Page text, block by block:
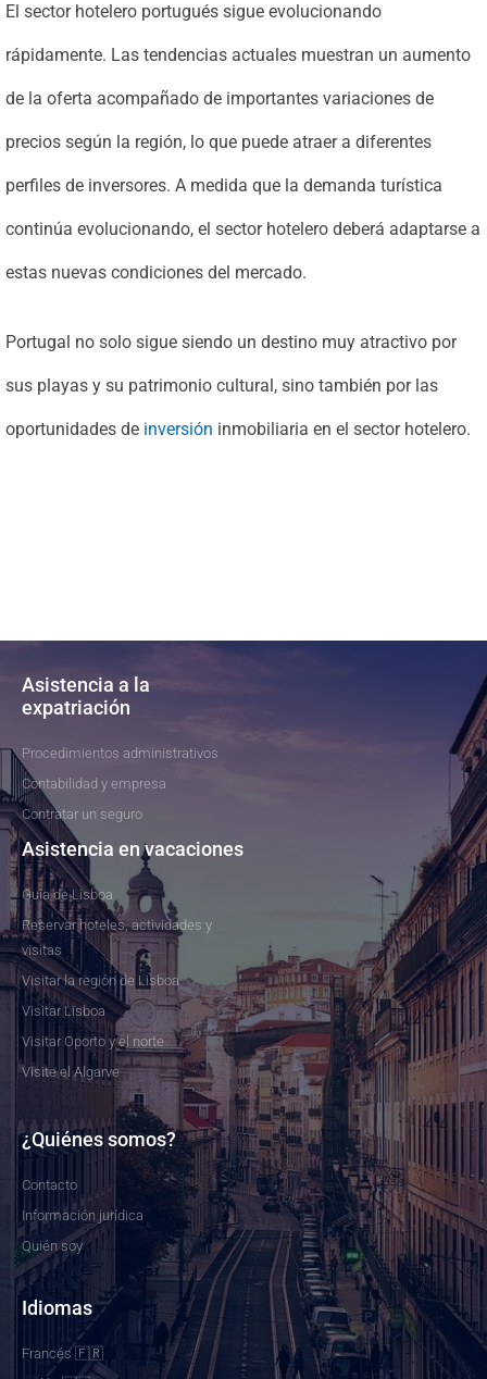
El sector hotelero portugués sigue evolucionando
rápidamente. Las tendencias actuales muestran un aumento
de la oferta acompañado de importantes variaciones de
precios según la región, lo que puede atraer a diferentes
perfiles de inversores. A medida que la demanda turística
continúa evolucionando, el sector hotelero deberá adaptarse a
estas nuevas condiciones del mercado.
Portugal no solo sigue siendo un destino muy atractivo por
sus playas y su patrimonio cultural, sino también por las
oportunidades de inversión inmobiliaria en el sector hotelero.
Asistencia a la
expatriación
Procedimientos administrativos
Contabilidad y empresa
Contratar un seguro
Asistencia en vacaciones
Guía de Lisboa
Reservar hoteles, actividades y
visitas
Visitar la región de Lisboa
Visitar Lisboa
Visitar Oporto y el norte
Visite el Algarve
¿Quiénes somos?
Contacto
Información jurídica
Quién soy
Idiomas
Francés 🇫🇷